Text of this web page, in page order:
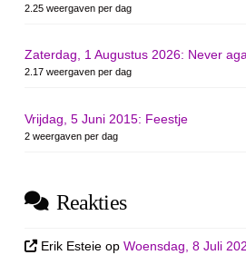
2.25 weergaven per dag
Zaterdag, 1 Augustus 2026: Never
2.17 weergaven per dag
Vrijdag, 5 Juni 2015: Feestje
2 weergaven per dag
Reakties
Erik Esteie opWoensdag, 8 Juli